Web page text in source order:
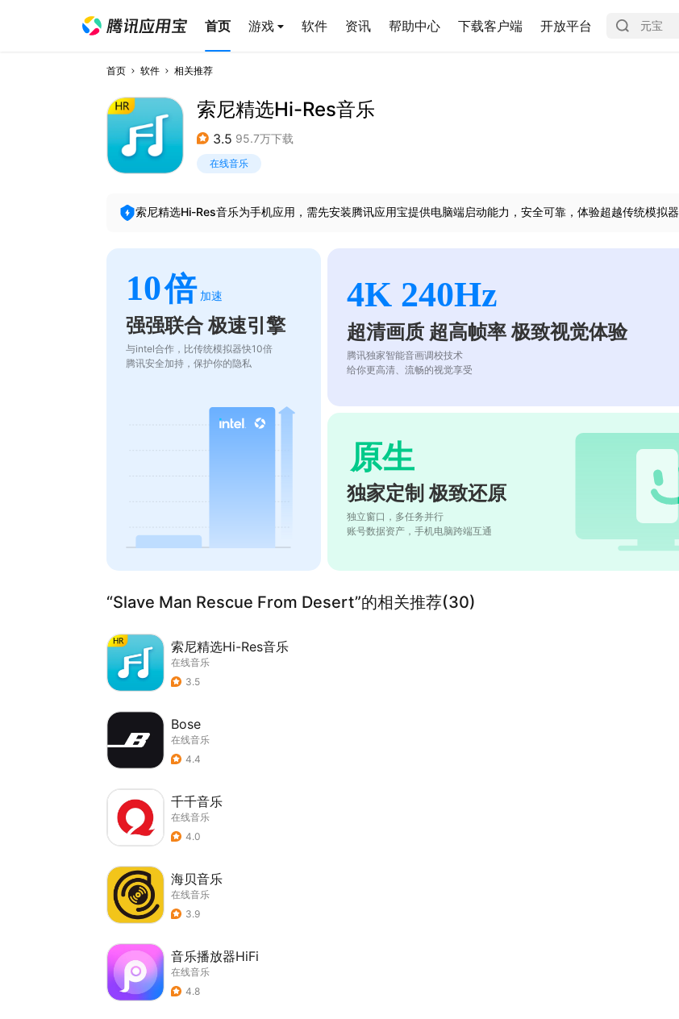
首页 游戏 软件 资讯 帮助中心 下载客户端 开放平台
首页 软件 相关推荐
索尼精选Hi-Res音乐
3.5 95.7万下载
在线音乐
索尼精选Hi-Res音乐为手机应用，需先安装腾讯应用宝提供电脑端启动能力，安全可靠，体验超越传统模拟器
10倍 加速
强强联合 极速引擎
与intel合作，比传统模拟器快10倍
腾讯安全加持，保护你的隐私
4K 240Hz
超清画质 超高帧率 极致视觉体验
腾讯独家智能音画调校技术
给你更高清、流畅的视觉享受
原生
独家定制 极致还原
独立窗口，多任务并行
账号数据资产，手机电脑跨端互通
“Slave Man Rescue From Desert”的相关推荐(30)
索尼精选Hi-Res音乐
在线音乐
3.5
Bose
在线音乐
4.4
千千音乐
在线音乐
4.0
海贝音乐
在线音乐
3.9
音乐播放器HiFi
在线音乐
4.8